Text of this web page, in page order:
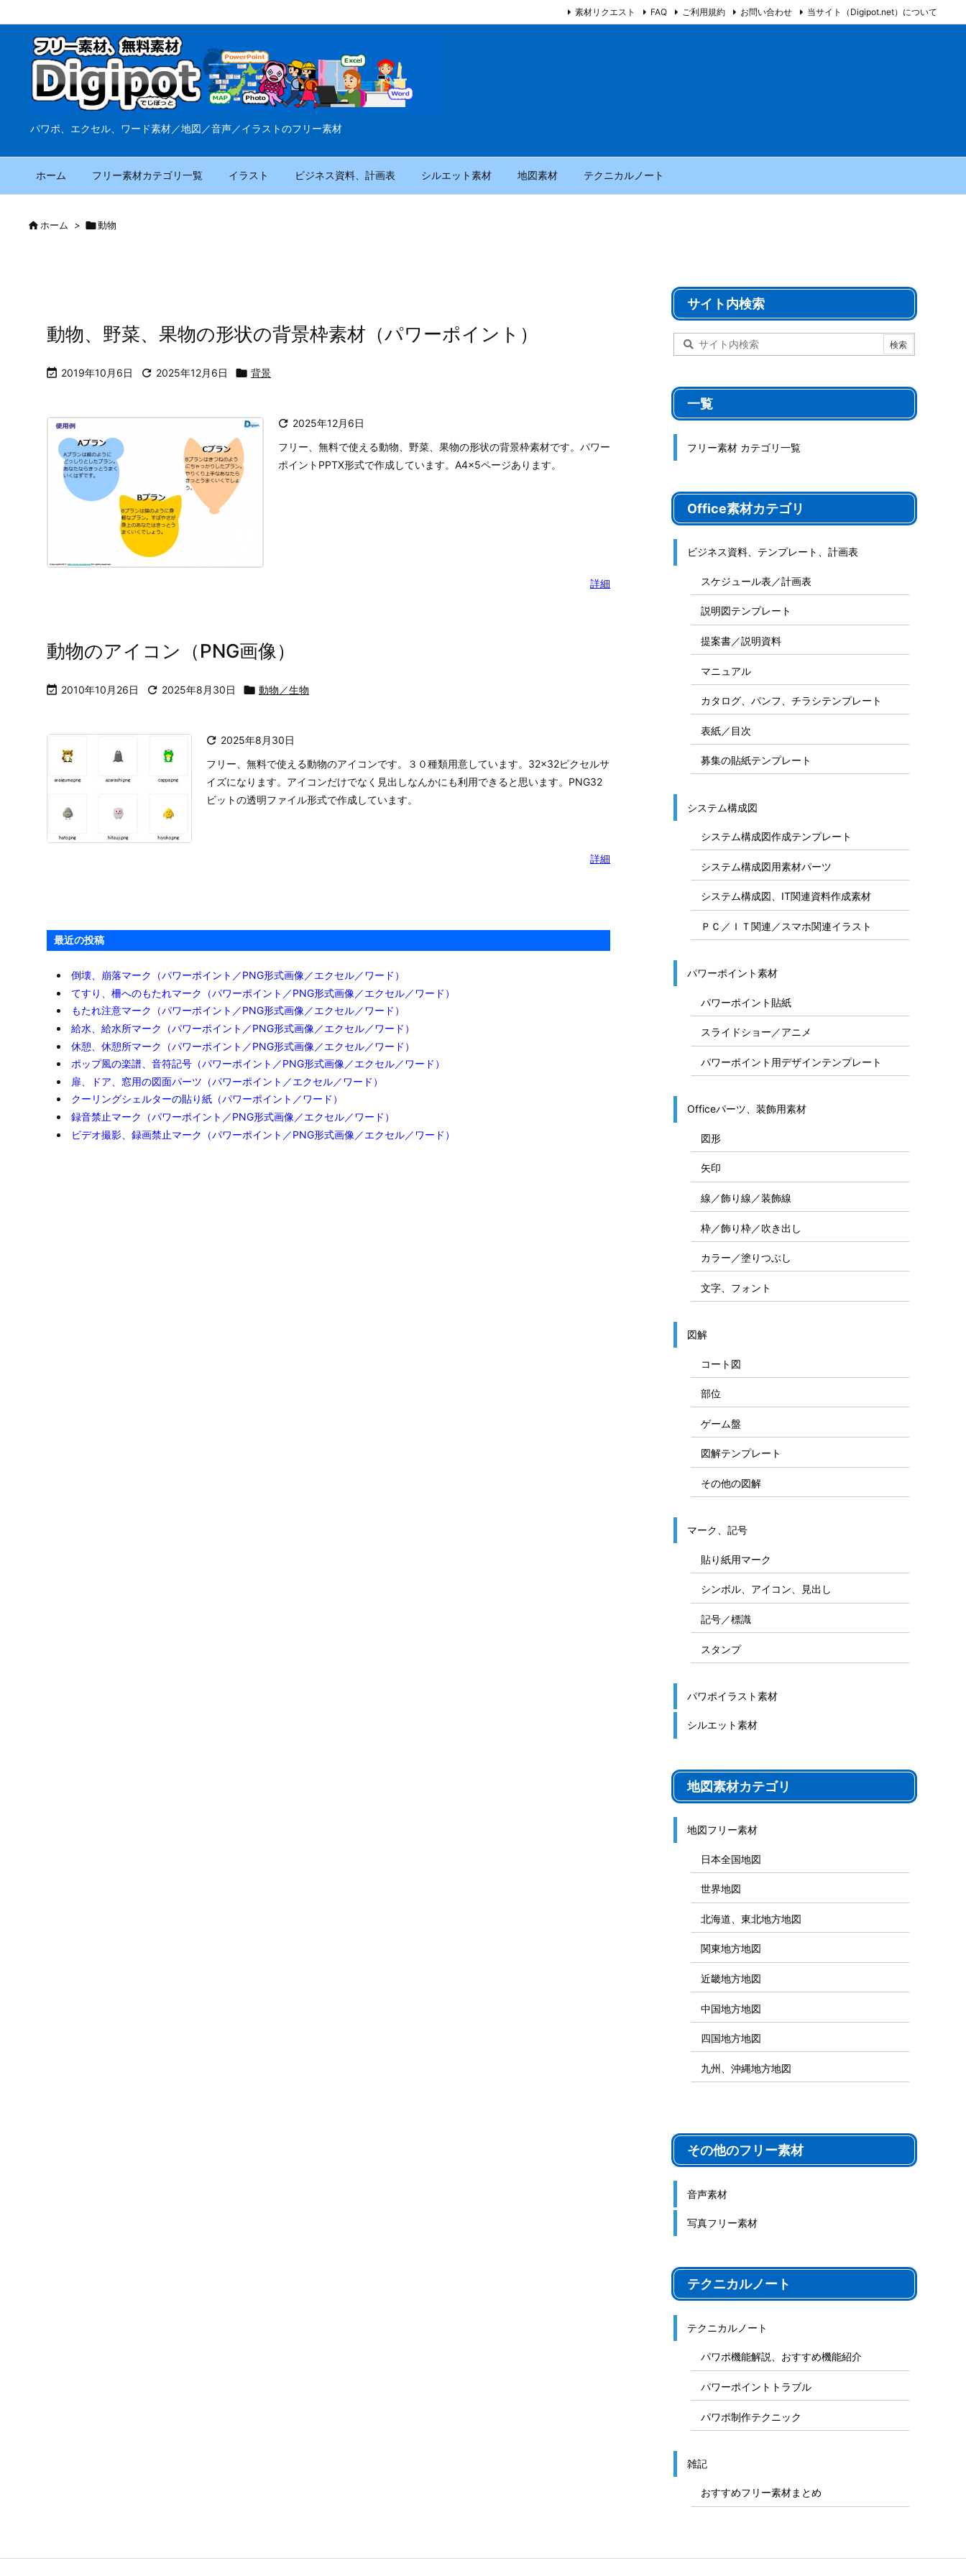
パワポ、エクセル、ワード素材／地図／音声／イラストのフリー素材
ホーム フリー素材カテゴリ一覧 イラスト ビジネス資料、計画表 シルエット素材 地図素材 テクニカルノート
素材リクエスト FAQ ご利用規約 お問い合わせ 当サイト（Digipot.net）について
ホーム > 動物
動物、野菜、果物の形状の背景枠素材（パワーポイント）
 2019年10月6日  2025年12月6日  背景
 2025年12月6日
フリー、無料で使える動物、野菜、果物の形状の背景枠素材です。パワー
ポイントPPTX形式で作成しています。A4×5ページあります。
詳細
動物のアイコン（PNG画像）
 2010年10月26日  2025年8月30日  動物／生物
 2025年8月30日
フリー、無料で使える動物のアイコンです。３０種類用意しています。32×32ピクセルサ
イズになります。アイコンだけでなく見出しなんかにも利用できると思います。PNG32
ビットの透明ファイル形式で作成しています。
詳細
最近の投稿
倒壊、崩落マーク（パワーポイント／PNG形式画像／エクセル／ワード）
てすり、柵へのもたれマーク（パワーポイント／PNG形式画像／エクセル／ワード）
もたれ注意マーク（パワーポイント／PNG形式画像／エクセル／ワード）
給水、給水所マーク（パワーポイント／PNG形式画像／エクセル／ワード）
休憩、休憩所マーク（パワーポイント／PNG形式画像／エクセル／ワード）
ポップ風の楽譜、音符記号（パワーポイント／PNG形式画像／エクセル／ワード）
扉、ドア、窓用の図面パーツ（パワーポイント／エクセル／ワード）
クーリングシェルターの貼り紙（パワーポイント／ワード）
録音禁止マーク（パワーポイント／PNG形式画像／エクセル／ワード）
ビデオ撮影、録画禁止マーク（パワーポイント／PNG形式画像／エクセル／ワード）
サイト内検索
一覧
フリー素材 カテゴリ一覧
Office素材カテゴリ
ビジネス資料、テンプレート、計画表
スケジュール表／計画表
説明図テンプレート
提案書／説明資料
マニュアル
カタログ、パンフ、チラシテンプレート
表紙／目次
募集の貼紙テンプレート
システム構成図
システム構成図作成テンプレート
システム構成図用素材パーツ
システム構成図、IT関連資料作成素材
ＰＣ／ＩＴ関連／スマホ関連イラスト
パワーポイント素材
パワーポイント貼紙
スライドショー／アニメ
パワーポイント用デザインテンプレート
Officeパーツ、装飾用素材
図形
矢印
線／飾り線／装飾線
枠／飾り枠／吹き出し
カラー／塗りつぶし
文字、フォント
図解
コート図
部位
ゲーム盤
図解テンプレート
その他の図解
マーク、記号
貼り紙用マーク
シンボル、アイコン、見出し
記号／標識
スタンプ
パワポイラスト素材
シルエット素材
地図素材カテゴリ
地図フリー素材
日本全国地図
世界地図
北海道、東北地方地図
関東地方地図
近畿地方地図
中国地方地図
四国地方地図
九州、沖縄地方地図
その他のフリー素材
音声素材
写真フリー素材
テクニカルノート
テクニカルノート
パワポ機能解説、おすすめ機能紹介
パワーポイントトラブル
パワポ制作テクニック
雑記
おすすめフリー素材まとめ